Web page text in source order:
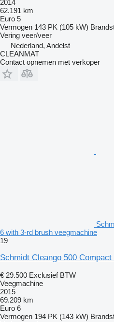
2014
62.191 km
Euro 5
Vermogen 143 PK (105 kW)
Vering veer/veer
Nederland, Andelst
CLEANMAT
Contact opnemen met verkoper
6 with 3-rd brush veegmachine
19
Schmidt Cleango 500
€ 29.500 Exclusief BTW
Veegmachine
2015
69.209 km
Euro 6
Vermogen 194 PK (143 kW)